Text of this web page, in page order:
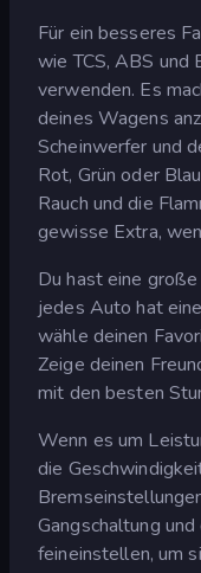
Für ein besseres
wie TCS, ABS und
verwenden. Es
deines Wagens
Scheinwerfer und
Rot, Grün oder
Rauch und die
gewisse Extra,
Du hast eine
jedes Auto hat
wähle deinen
Zeige deinen
mit den besten
Wenn es um
die
Gangschaltung
feineinstellen, um